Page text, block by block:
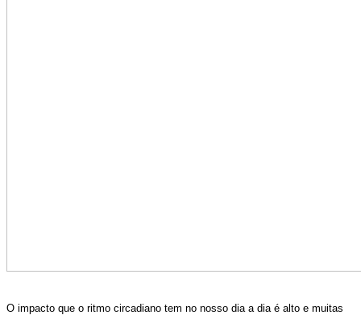
O impacto que o ritmo circadiano tem no nosso dia a dia é alto e muitas